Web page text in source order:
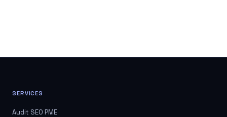
SERVICES
Audit SEO PME